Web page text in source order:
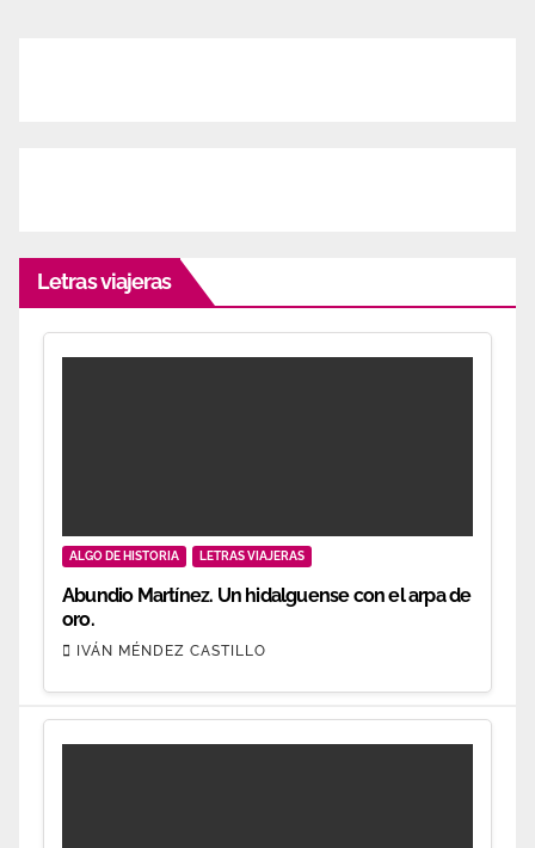
Letras viajeras
ALGO DE HISTORIA LETRAS VIAJERAS
Abundio Martínez. Un hidalguense con el arpa de
oro.
IVÁN MÉNDEZ CASTILLO